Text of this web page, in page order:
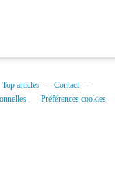
Top articles
Contact
Préférences cookies